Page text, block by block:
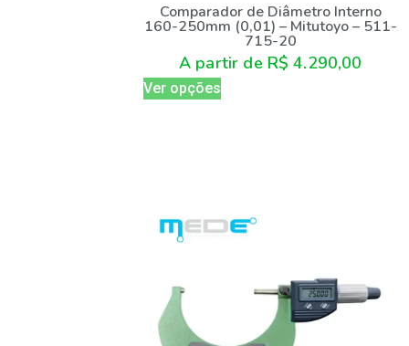
Comparador de Diâmetro Interno
160-250mm (0,01) – Mitutoyo – 511-
715-20
A partir de R$ 4.290,00
Ver opções